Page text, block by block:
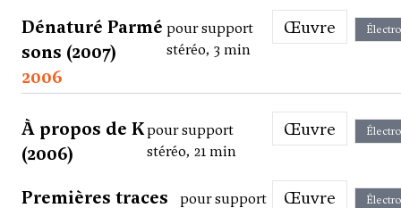
Dénaturé Parmé
sons (2007)
pour support
stéréo, 3 min
Œuvre
2006
À propos de K
(2006)
pour support
stéréo, 21 min
Œuvre
Premières traces
pour support
Œuvre